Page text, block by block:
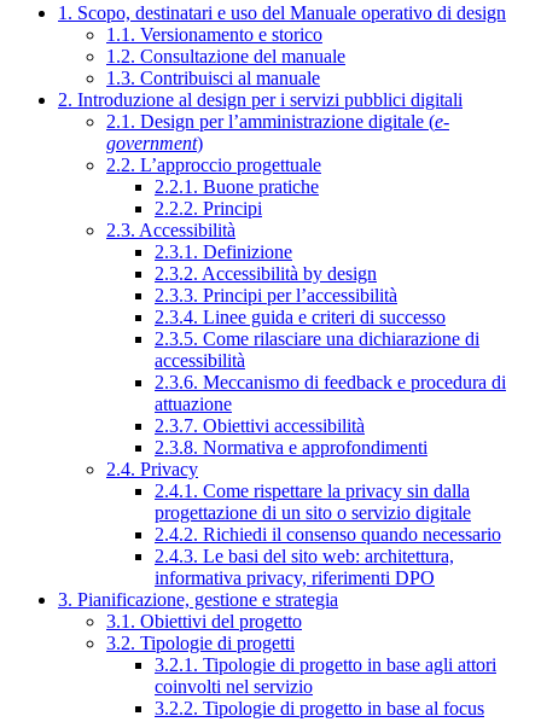
1. Scopo, destinatari e uso del Manuale operativo di design
1.1. Versionamento e storico
1.2. Consultazione del manuale
1.3. Contribuisci al manuale
2. Introduzione al design per i servizi pubblici digitali
2.1. Design per l’amministrazione digitale (e-
government)
2.2. L’approccio progettuale
2.2.1. Buone pratiche
2.2.2. Principi
2.3. Accessibilità
2.3.1. Definizione
2.3.2. Accessibilità by design
2.3.3. Principi per l’accessibilità
2.3.4. Linee guida e criteri di successo
2.3.5. Come rilasciare una dichiarazione di
accessibilità
2.3.6. Meccanismo di feedback e procedura di
attuazione
2.3.7. Obiettivi accessibilità
2.3.8. Normativa e approfondimenti
2.4. Privacy
2.4.1. Come rispettare la privacy sin dalla
progettazione di un sito o servizio digitale
2.4.2. Richiedi il consenso quando necessario
2.4.3. Le basi del sito web: architettura,
informativa privacy, riferimenti DPO
3. Pianificazione, gestione e strategia
3.1. Obiettivi del progetto
3.2. Tipologie di progetti
3.2.1. Tipologie di progetto in base agli attori
coinvolti nel servizio
3.2.2. Tipologie di progetto in base al focus